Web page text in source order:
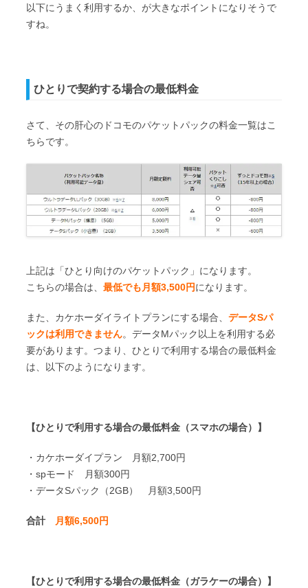
以下にうまく利用するか、が大きなポイントになりそうで
すね。
ひとりで契約する場合の最低料金
さて、その肝心のドコモのパケットパックの料金一覧はこ
ちらです。
上記は「ひとり向けのパケットパック」になります。
こちらの場合は、 最低でも月額3,500円になります。
また、カケホーダイライトプランにする場合、 データSパ
ックは利用できません。データMパック以上を利用する必
要があります。つまり、ひとりで利用する場合の最低料金
は、以下のようになります。
【ひとりで利用する場合の最低料金（スマホの場合）】
・カケホーダイプラン 月額2,700円
・spモード 月額300円
・データSパック（2GB） 月額3,500円
合計 月額6,500円
【ひとりで利用する場合の最低料金（ガラケーの場合）】